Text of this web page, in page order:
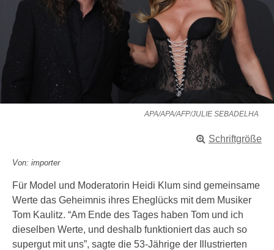
APA/APA/AFP/JULIE SEBADELHA
Schriftgröße
Von: importer
Für Model und Moderatorin Heidi Klum sind gemeinsame
Werte das Geheimnis ihres Eheglücks mit dem Musiker
Tom Kaulitz. “Am Ende des Tages haben Tom und ich
dieselben Werte, und deshalb funktioniert das auch so
supergut mit uns”, sagte die 53-Jährige der Illustrierten